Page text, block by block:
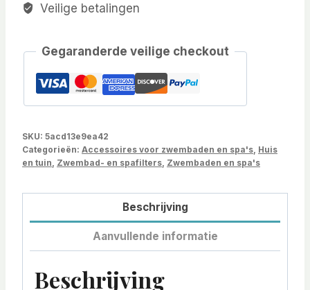
Veilige betalingen
Gegaranderde veilige checkout
SKU: 5acd13e9ea42
Categorieën: Accessoires voor zwembaden en spa's Huis
en tuin Zwembad- en spafilters Zwembaden en spa's
Beschrijving
Aanvullende informatie
Beschrijving